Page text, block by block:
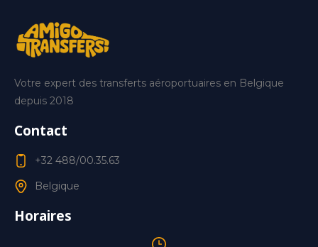
Votre expert des transferts aéroportuaires en Belgique
depuis 2018
Contact
+32 488/00.35.63
Belgique
Horaires